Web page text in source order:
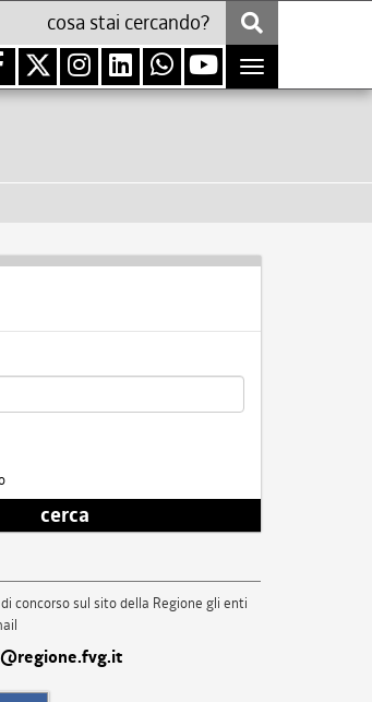
Toggle
navigation
cerca
concorso sul sito della Regione gli enti